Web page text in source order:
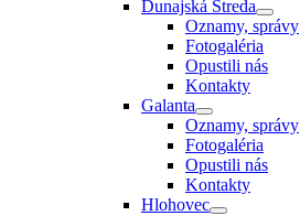
Dunajská Streda
Oznamy, správy
Fotogaléria
Opustili nás
Kontakty
Galanta
Oznamy, správy
Fotogaléria
Opustili nás
Kontakty
Hlohovec